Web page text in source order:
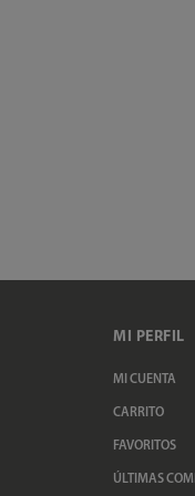
MI PERFIL
MI CUENTA
CARRITO
FAVORITOS
ÚLTIMAS